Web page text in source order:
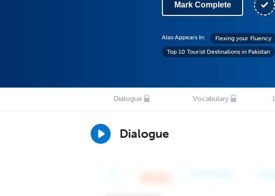
Mark Complete
Also Appears In: Flexing your Fluency
Top 10 Tourist Destinations in Pakistan
Dialogue Vocabulary
Dialogue